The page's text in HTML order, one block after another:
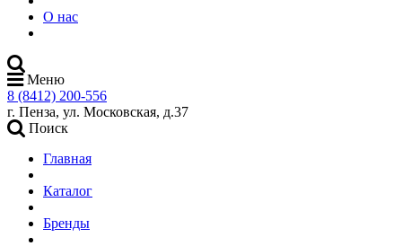
О нас
Меню
8 (8412) 200-556
г. Пенза, ул. Московская, д.37
Поиск
Главная
Каталог
Бренды